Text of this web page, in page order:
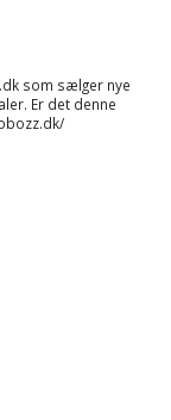
som sælger nye
. Er det denne